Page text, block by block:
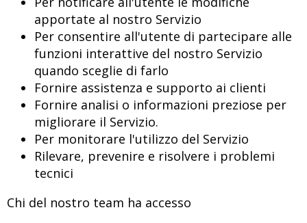
apportate al nostro Servizio
Per consentire all'utente di partecipare alle
funzioni interattive del nostro Servizio
quando sceglie di farlo
Fornire assistenza e supporto ai clienti
Fornire analisi o informazioni preziose per
migliorare il Servizio.
Per monitorare l'utilizzo del Servizio
Rilevare, prevenire e risolvere i problemi
tecnici
Chi del nostro team ha accesso